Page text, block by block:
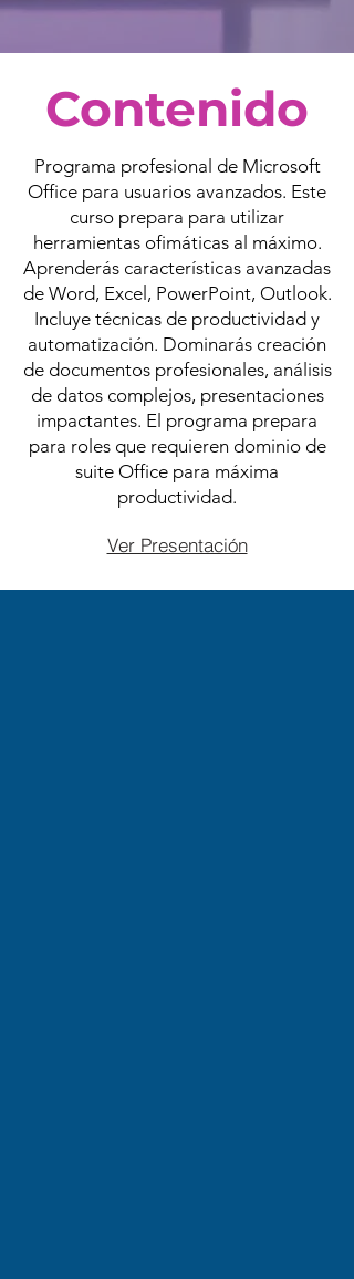
Contenido
Programa profesional de Microsoft
Office para usuarios avanzados. Este
curso prepara para utilizar
herramientas ofimáticas al máximo.
Aprenderás características avanzadas
de Word, Excel, PowerPoint, Outlook.
Incluye técnicas de productividad y
automatización. Dominarás creación
de documentos profesionales, análisis
de datos complejos, presentaciones
impactantes. El programa prepara
para roles que requieren dominio de
suite Office para máxima
productividad.
Ver Presentación